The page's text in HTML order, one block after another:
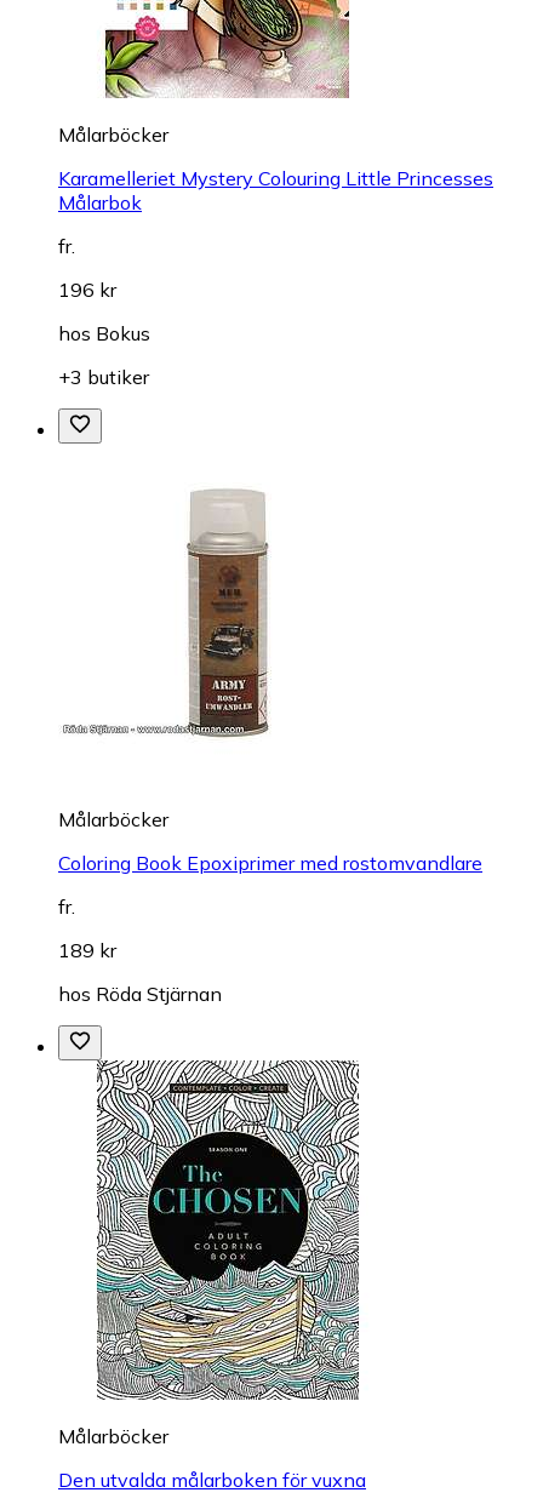
Målarböcker
Karamelleriet Mystery Colouring Little Princesses
Målarbok
fr.
196 kr
hos Bokus
+3 butiker
Målarböcker
Coloring Book Epoxiprimer med rostomvandlare
fr.
189 kr
hos Röda Stjärnan
Målarböcker
Den utvalda målarboken för vuxna